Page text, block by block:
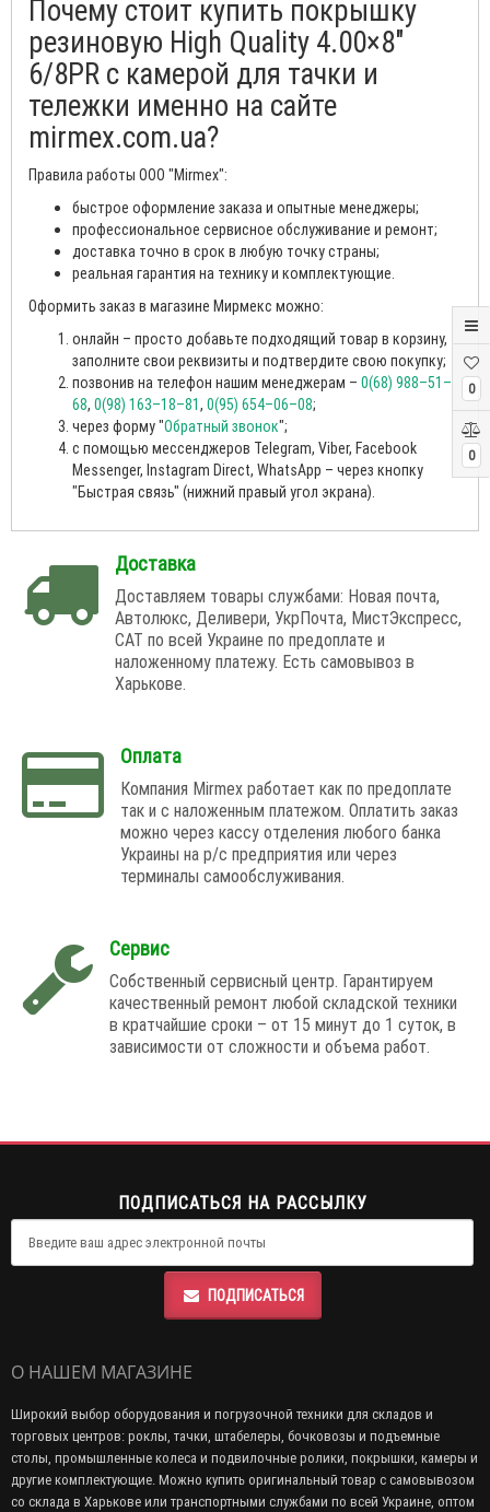
0
0
Почему стоит купить покрышку
резиновую High Quality 4.00×8″
6/8PR с камерой для тачки и
тележки именно на сайте
mirmex.com.ua?
Правила работы ООО "Mirmex":
быстрое оформление заказа и опытные менеджеры;
профессиональное сервисное обслуживание и ремонт;
доставка точно в срок в любую точку страны;
реальная гарантия на технику и комплектующие.
Оформить заказ в магазине Мирмекс можно:
онлайн – просто добавьте подходящий товар в корзину,
заполните свои реквизиты и подтвердите свою покупку;
позвонив на телефон нашим менеджерам – 0(68) 988–51–
68, 0(98) 163–18–81, 0(95) 654–06–08;
через форму "Обратный звонок";
с помощью мессенджеров Telegram, Viber, Facebook
Messenger, Instagram Direct, WhatsApp – через кнопку
"Быстрая связь" (нижний правый угол экрана).
Доставка
Доставляем товары службами: Новая почта,
Автолюкс, Деливери, УкрПочта, МистЭкспресс,
САТ по всей Украине по предоплате и
наложенному платежу. Есть самовывоз в
Харькове.
Оплата
Компания Mirmex работает как по предоплате
так и с наложенным платежом. Оплатить заказ
можно через кассу отделения любого банка
Украины на р/с предприятия или через
терминалы самообслуживания.
Сервис
Собственный сервисный центр. Гарантируем
качественный ремонт любой складской техники
в кратчайшие сроки – от 15 минут до 1 суток, в
зависимости от сложности и объема работ.
ПОДПИСАТЬСЯ НА РАССЫЛКУ
ПОДПИСАТЬСЯ
О НАШЕМ МАГАЗИНЕ
Широкий выбор оборудования и погрузочной техники для складов и
торговых центров: роклы, тачки, штабелеры, бочковозы и подъемные
столы, промышленные колеса и подвилочные ролики, покрышки, камеры и
другие комплектующие. Можно купить оригинальный товар с самовывозом
со склада в Харькове или транспортными службами по всей Украине, оптом